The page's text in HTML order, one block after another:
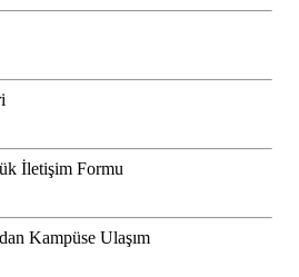
İletişim Formu
Kampüse Ulaşım